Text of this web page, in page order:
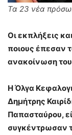
Τα 23 νέα
Οι εκπλήξεις
ποιους έπεσαν
ανακοίνωση του
Η Όλγα
Δημήτρης
Παπασταύρου,
συγκέντρωσαν